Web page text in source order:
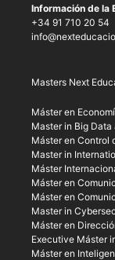
Información de la
+34 91 710 20 54
Masters Next
Máster en
Master in Big
Máster en Control
Master in
Máster
Máster en
Máster en
Master in
Máster en
Executive Máster
Máster en